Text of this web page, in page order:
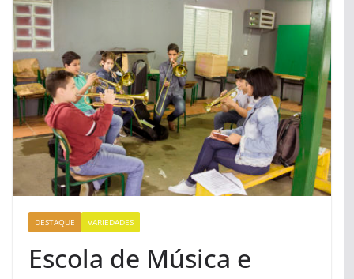
DESTAQUE VARIEDADES
Escola de Música e